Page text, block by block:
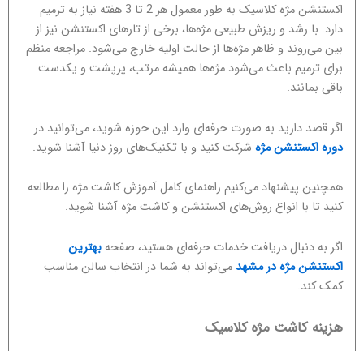
اکستنشن مژه کلاسیک به طور معمول هر 2 تا 3 هفته نیاز به ترمیم
دارد. با رشد و ریزش طبیعی مژه‌ها، برخی از تارهای اکستنشن نیز از
بین می‌روند و ظاهر مژه‌ها از حالت اولیه خارج می‌شود. مراجعه منظم
برای ترمیم باعث می‌شود مژه‌ها همیشه مرتب، پرپشت و یکدست
باقی بمانند.
اگر قصد دارید به صورت حرفه‌ای وارد این حوزه شوید، می‌توانید در
دوره اکستنشن مژه شرکت کنید و با تکنیک‌های روز دنیا آشنا شوید.
همچنین پیشنهاد می‌کنیم راهنمای کامل آموزش کاشت مژه را مطالعه
کنید تا با انواع روش‌های اکستنشن و کاشت مژه آشنا شوید.
اگر به دنبال دریافت خدمات حرفه‌ای هستید، صفحه بهترین
اکستنشن مژه در مشهد می‌تواند به شما در انتخاب سالن مناسب
کمک کند.
هزینه کاشت مژه کلاسیک